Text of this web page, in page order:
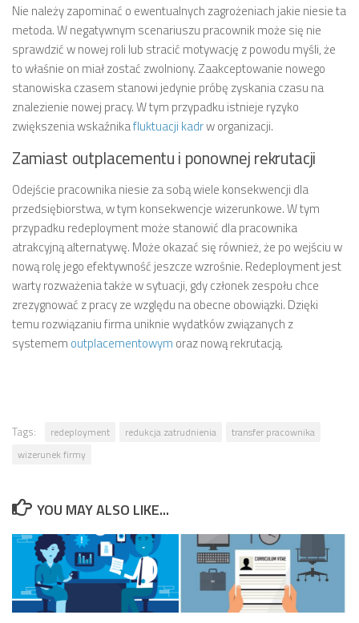
Nie należy zapominać o ewentualnych zagrożeniach jakie niesie ta
metoda. W negatywnym scenariuszu pracownik może się nie
sprawdzić w nowej roli lub stracić motywację z powodu myśli, że
to właśnie on miał zostać zwolniony. Zaakceptowanie nowego
stanowiska czasem stanowi jedynie próbę zyskania czasu na
znalezienie nowej pracy. W tym przypadku istnieje ryzyko
zwiększenia wskaźnikafluktuacji kadrw organizacji.
Zamiast outplacementu i ponownej rekrutacji
Odejście pracownika niesie za sobą wiele konsekwencji dla
przedsiębiorstwa, w tym konsekwencje wizerunkowe. W tym
przypadku redeployment może stanowić dla pracownika
atrakcyjną alternatywę. Może okazać się również, że po wejściu w
nową rolę jego efektywność jeszcze wzrośnie. Redeployment jest
warty rozważenia także w sytuacji, gdy członek zespołu chce
zrezygnować z pracy ze względu na obecne obowiązki. Dzięki
temu rozwiązaniu firma uniknie wydatków związanych z
systemem outplacementowym oraz nową rekrutacją.
Tags: redeployment redukcja zatrudnienia
transfer pracownika
wizerunek firmy
YOU MAY ALSO LIKE...